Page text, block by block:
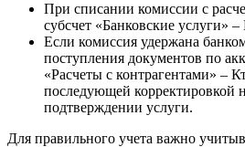
При списании комиссии с
субсчет «Банковские услуги»
Если комиссия удержана
поступления документов по
«Расчеты с контрагентами» –
последующей корректировкой
подтверждении услуги.
Для правильного учета важно